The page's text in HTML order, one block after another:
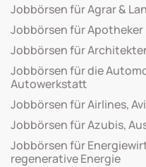
Jobbörsen für Agrar &
Jobbörsen für Apotheker
Jobbörsen für
Jobbörsen für die
Autowerkstatt
Jobbörsen für Airlines,
Jobbörsen für Azubis,
Jobbörsen für
regenerative Energie